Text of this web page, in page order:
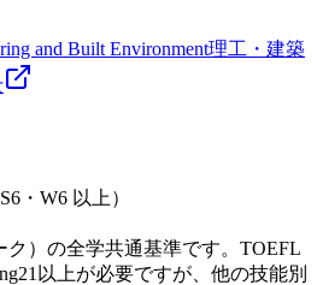
and Built Environment理工・建築
・W6 以上）
ク）の全学共通基準です。TOEFL
以上が必要ですが、他の技能別